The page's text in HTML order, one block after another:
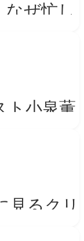
ぜ忙し
ト小泉薫
イズと
見るクリ